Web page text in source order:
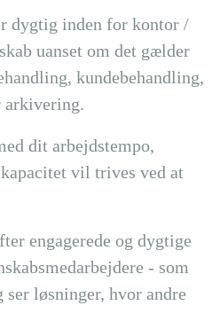
dygtig inden for kontor /
uanset om det gælder
kundebehandling,
arkivering.
dit arbejdstempo,
vil trives ved at
engagerede og dygtige
- som
løsninger, hvor andre